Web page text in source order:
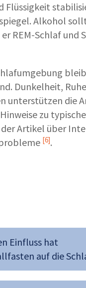
Flüssigkeit
Alkohol
REM-Schlaf und
Dunkelheit,
unterstützen die
zu
Artikel über
[6].
Einfluss hat
auf die